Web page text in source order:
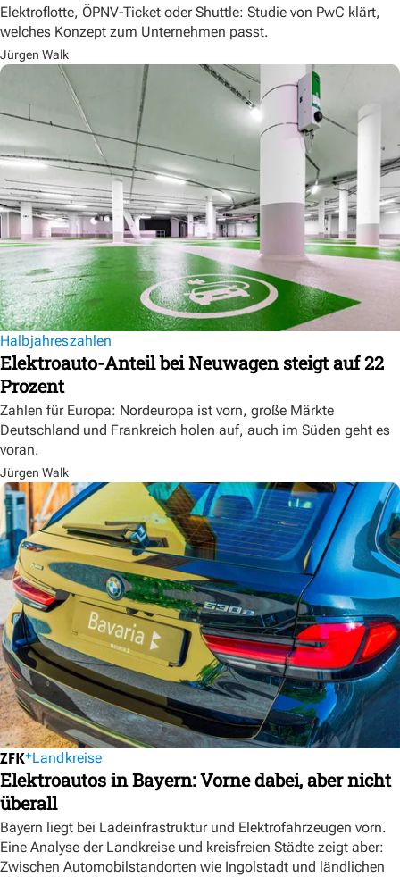
Elektroflotte, ÖPNV-Ticket oder Shuttle: Studie von PwC klärt,
welches Konzept zum Unternehmen passt.
Jürgen Walk
Halbjahreszahlen
Elektroauto-Anteil bei Neuwagen steigt auf 22
Prozent
Zahlen für Europa: Nordeuropa ist vorn, große Märkte
Deutschland und Frankreich holen auf, auch im Süden geht es
voran.
Jürgen Walk
Landkreise
Elektroautos in Bayern: Vorne dabei, aber nicht
überall
Bayern liegt bei Ladeinfrastruktur und Elektrofahrzeugen vorn.
Eine Analyse der Landkreise und kreisfreien Städte zeigt aber:
Zwischen Automobilstandorten wie Ingolstadt und ländlichen